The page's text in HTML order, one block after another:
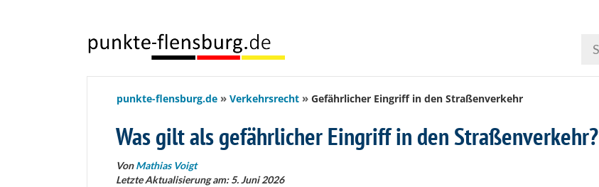
punkte-flensburg.de Verkehrsrecht Gefährlicher Eingriff in den Straßenverkehr
Was gilt als gefährlicher Eingriff in den Straßenverkehr?
VonMathias Voigt
Letzte Aktualisierung am: 5. Juni 2026